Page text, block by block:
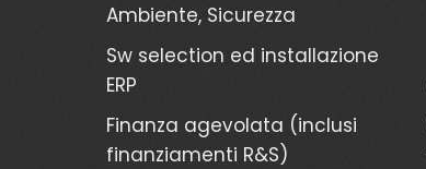
Ambiente, Sicurezza
Sw selection ed installazione
ERP
Finanza agevolata (inclusi
finanziamenti R&S)